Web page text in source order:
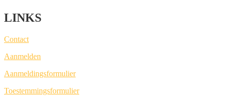
LINKS
Con­tact
Aan­mel­den
Aan­mel­dings­for­mu­lier
Toe­stem­mings­for­mu­lier